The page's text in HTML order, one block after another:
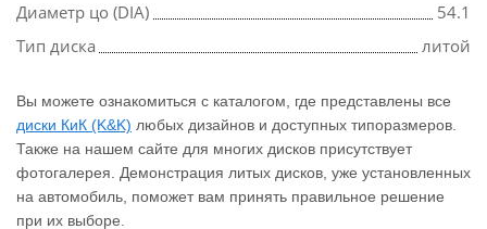
Диаметр цо (DIA)
54.1
Тип диска
литой
Вы можете ознакомиться с каталогом, где представлены все
диски КиК (K&K) любых дизайнов и доступных типоразмеров.
Также на нашем сайте для многих дисков присутствует
фотогалерея. Демонстрация литых дисков, уже установленных
на автомобиль, поможет вам принять правильное решение
при их выборе.